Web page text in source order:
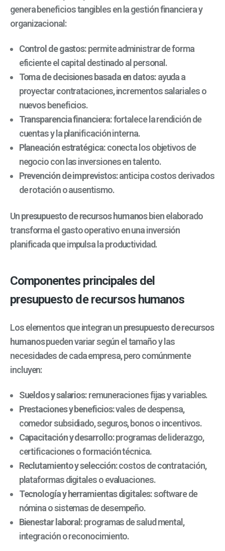
genera beneficios tangibles en la gestión financiera y
organizacional:
Control de gastos:permite administrar de forma
eficiente el capital destinado al personal.
Toma de decisiones basada en datos:ayuda a
proyectar contrataciones, incrementos salariales o
nuevos beneficios.
Transparencia financiera:fortalece la rendición de
cuentas y la planificación interna.
Planeación estratégica:conecta los objetivos de
negocio con las inversiones en talento.
Prevención de imprevistos:anticipa costos derivados
de rotación o ausentismo.
Unpresupuesto de recursos humanosbien elaborado
transforma el gasto operativo en una inversión
planificada que impulsa la productividad.
Componentes principales del
presupuesto de recursos humanos
Los elementos que integran unpresupuesto de recursos
humanospueden variar según el tamaño y las
necesidades de cada empresa, pero comúnmente
incluyen:
Sueldos y salarios:remuneraciones fijas y variables.
Prestaciones y beneficios:vales de despensa,
comedor subsidiado, seguros, bonos o incentivos.
Capacitación y desarrollo:programas de liderazgo,
certificaciones o formación técnica.
Reclutamiento y selección:costos de contratación,
plataformas digitales o evaluaciones.
Tecnología y herramientas digitales:software de
nómina o sistemas de desempeño.
Bienestar laboral:programas de salud mental,
integración o reconocimiento.